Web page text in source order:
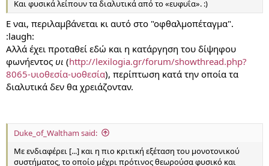
Και φυσικά λείπουν τα διαλυτικά από το «ευφυΐα». :)
Ε ναι, περιλαμβάνεται κι αυτό στο "οφθαλμοπέταγμα".
:laugh:
Αλλά έχει προταθεί εδώ και η κατάργηση του δίψηφου
φωνήεντος υι (http://lexilogia.gr/forum/showthread.php?
8065-υιοθεσία-υοθεσία), περίπτωση κατά την οποία τα
διαλυτικά δεν θα χρειάζονταν.
Duke_of_Waltham said:
Με ενδιαφέρει [...] και η πιο κριτική εξέταση του μονοτονικού
συστήματος, το οποίο μέχρι πρότινος θεωρούσα φυσικό και